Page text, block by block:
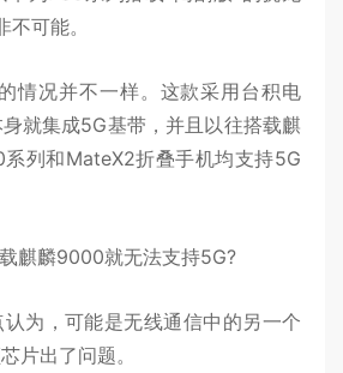
可能。
况并不一样。这款采用台积电
就集成5G基带，并且以往搭载麒
列和MateX2折叠手机均支持5G
麟9000就无法支持5G?
，可能是无线通信中的另一个
片出了问题。